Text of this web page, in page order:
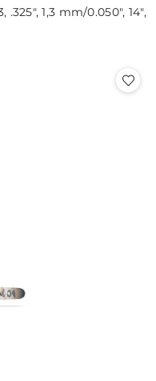
1,3 mm/0.050", 14",